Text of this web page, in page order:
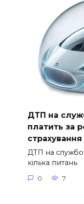
ДТП на
платить за
страхування
ДТП на
кілька питань
0 7